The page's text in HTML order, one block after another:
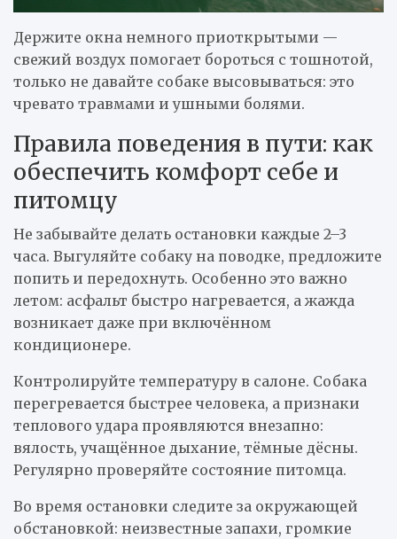
Держите окна немного приоткрытыми —
свежий воздух помогает бороться с тошнотой,
только не давайте собаке высовываться: это
чревато травмами и ушными болями.
Правила поведения в пути: как
обеспечить комфорт себе и
питомцу
Не забывайте делать остановки каждые 2–3
часа. Выгуляйте собаку на поводке, предложите
попить и передохнуть. Особенно это важно
летом: асфальт быстро нагревается, а жажда
возникает даже при включённом
кондиционере.
Контролируйте температуру в салоне. Собака
перегревается быстрее человека, а признаки
теплового удара проявляются внезапно:
вялость, учащённое дыхание, тёмные дёсны.
Регулярно проверяйте состояние питомца.
Во время остановки следите за окружающей
обстановкой: неизвестные запахи, громкие